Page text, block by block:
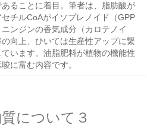
ることに着目。筆者は、脂肪酸が
チルCoAがイソプレノイド（GPP
ンジンの香気成分（カロテノイ
向上、ひいては生産性アップに繋
います。油脂肥料が植物の機能性
に富む内容です。
について３